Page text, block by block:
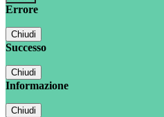
Errore
Chiudi
Successo
Chiudi
Informazione
Chiudi